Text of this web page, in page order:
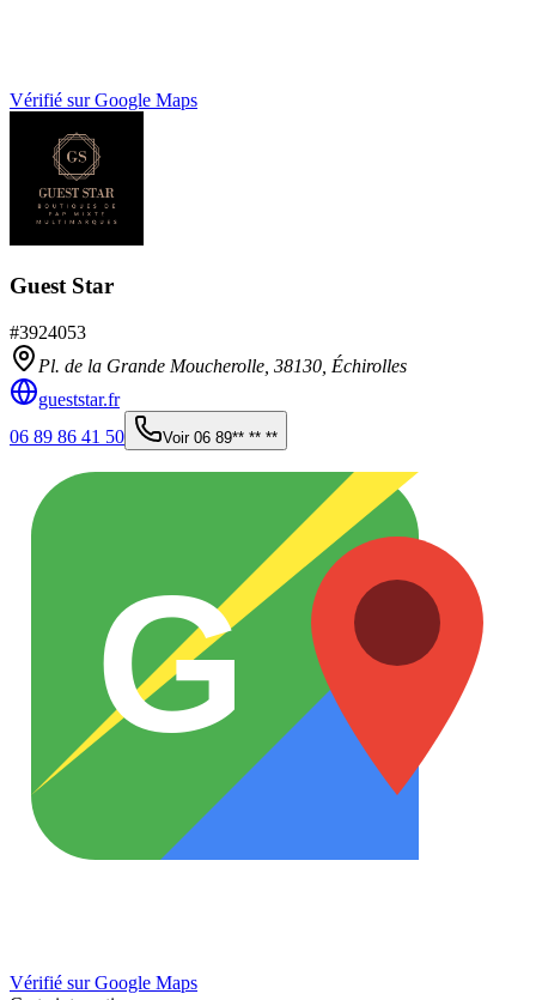
Vérifié sur Google Maps
Guest Star
#3924053
Pl. de la Grande Moucherolle, 38130 Échirolles
gueststar.fr
06 89 86 41 50
Voir 06 89** ** **
G
Vérifié sur Google Maps